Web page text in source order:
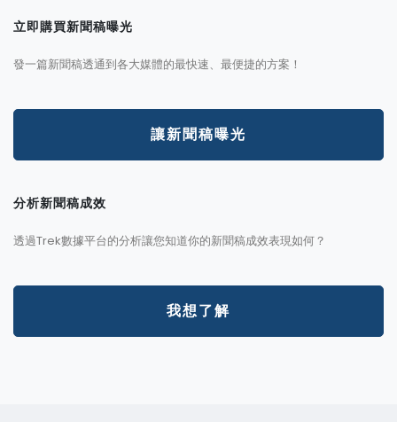
立即購買新聞稿曝光
發一篇新聞稿透通到各大媒體的最快速、最便捷的方案！
讓新聞稿曝光
分析新聞稿成效
透過Trek數據平台的分析讓您知道你的新聞稿成效表現如何？
我想了解